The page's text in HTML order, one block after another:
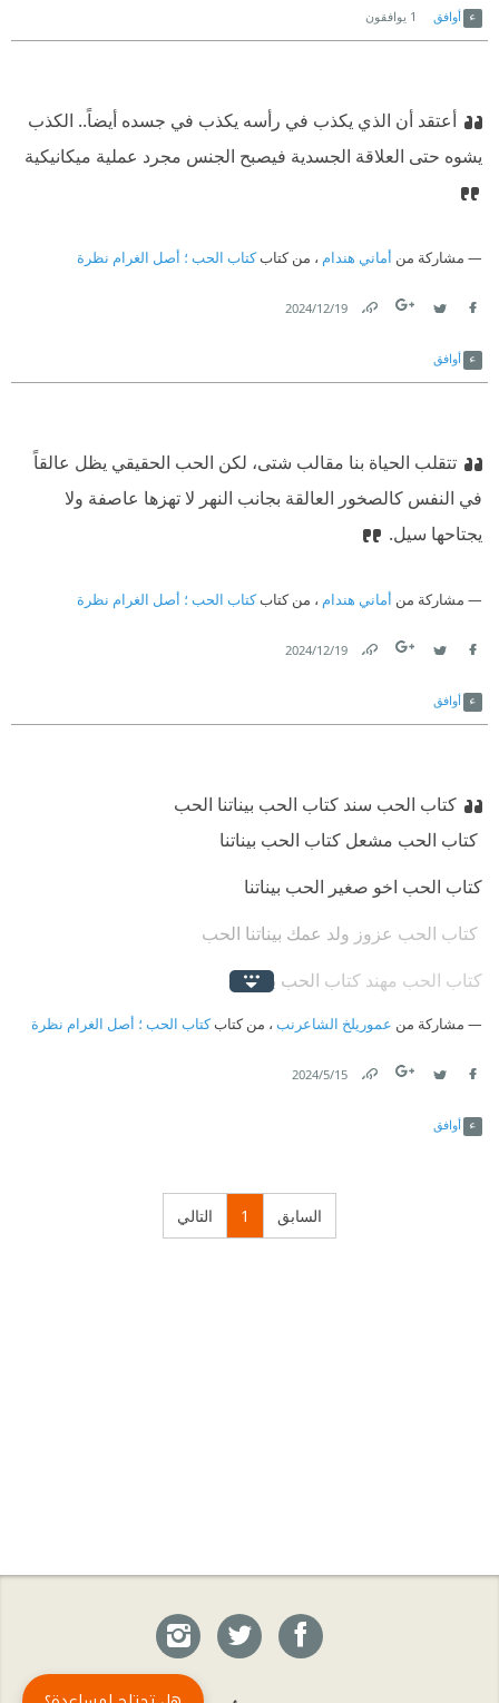
أوافق 1 يوافقون
أعتقد أن الذي يكذب في رأسه يكذب في جسده أيضاً.. الكذب
يشوه حتى العلاقة الجسدية فيصبح الجنس مجرد عملية ميكانيكية
مشاركة من أماني هندام ، من كتابكتاب الحب ؛ أصل الغرام نظرة
19‏/12‏/2024
أوافق
تتقلب الحياة بنا مقالب شتى، لكن الحب الحقيقي يظل عالقاً
في النفس كالصخور العالقة بجانب النهر لا تهزها عاصفة ولا
يجتاحها سيل.
مشاركة من أماني هندام ، من كتابكتاب الحب ؛ أصل الغرام نظرة
19‏/12‏/2024
أوافق
‏كتاب الحب سند كتاب الحب بيناتنا الحب
‏ كتاب الحب مشعل كتاب الحب بيناتنا
‏كتاب الحب اخو صغير الحب بيناتنا
‏ كتاب الحب عزوز ولد عمك بيناتنا الحب
‏كتاب الحب مهند كتاب الحب بيناتنا
‏ كتاب الحب عبدالله أخو مشعل بيناتنا
‏كتاب الحب سيف الحب بيناتنا الحب
‏كتاب الحب شبير الكتاب الحب بيناتنا
‏كتاب الحب أم سيف تراب الحب بيناتنا
مشاركة من عموريلخ الشاعرنب ، من كتابكتاب الحب ؛ أصل الغرام نظرة
15‏/5‏/2024
أوافق
السابق 1 التالي